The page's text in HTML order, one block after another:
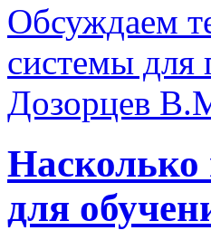
Обсуждаем
системы для
Дозорцев
для